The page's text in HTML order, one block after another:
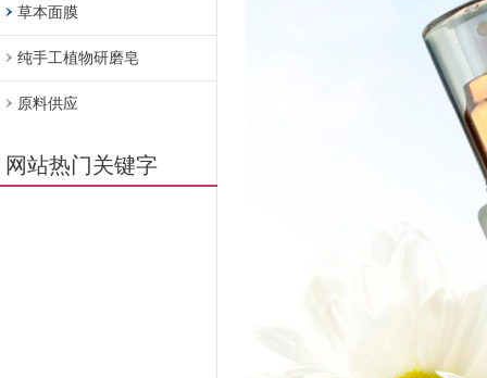
草本面膜
纯手工植物研磨皂
原料供应
网站热门关键字